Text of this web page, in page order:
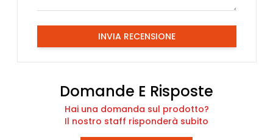
INVIA RECENSIONE
Domande E Risposte
Hai una domanda sul prodotto?
Il nostro staff risponderà subito